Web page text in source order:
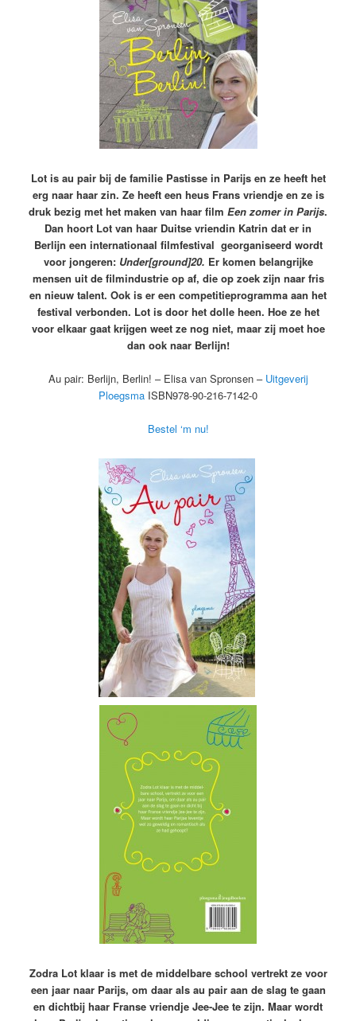
Lot is au pair bij de familie Pastisse in Parijs en ze heeft het
erg naar haar zin. Ze heeft een heus Frans vriendje en ze is
druk bezig met het maken van haar film Een zomer in Parijs.
Dan hoort Lot van haar Duitse vriendin Katrin dat er in
Berlijn een internationaal filmfestival georganiseerd wordt
voor jongeren: Under[ground]20. Er komen belangrijke
mensen uit de filmindustrie op af, die op zoek zijn naar fris
en nieuw talent. Ook is er een competitieprogramma aan het
festival verbonden. Lot is door het dolle heen. Hoe ze het
voor elkaar gaat krijgen weet ze nog niet, maar zij moet hoe
dan ook naar Berlijn!
Au pair: Berlijn, Berlin! – Elisa van Spronsen – Uitgeverij
Ploegsma ISBN978-90-216-7142-0
Bestel ‘m nu!
Zodra Lot klaar is met de middelbare school vertrekt ze voor
een jaar naar Parijs, om daar als au pair aan de slag te gaan
en dichtbij haar Franse vriendje Jee-Jee te zijn. Maar wordt